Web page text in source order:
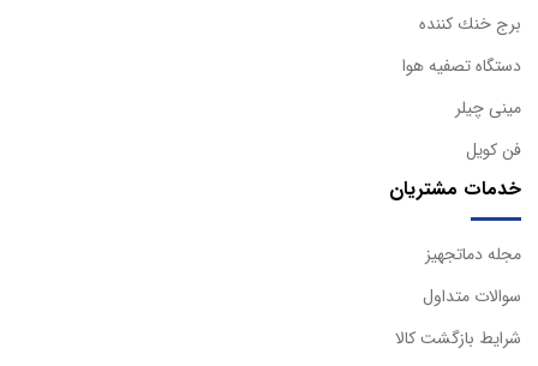
برج خنك كننده
دستگاه تصفيه هوا
مینی چیلر
فن کویل
خدمات مشتریان
مجله دماتجهیز
سوالات متداول
شرایط بازگشت کالا